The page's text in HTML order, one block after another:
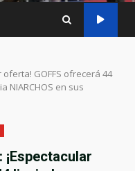
oferta! GOFFS ofrecerá 44
NIARCHOS en sus
¡Espectacular